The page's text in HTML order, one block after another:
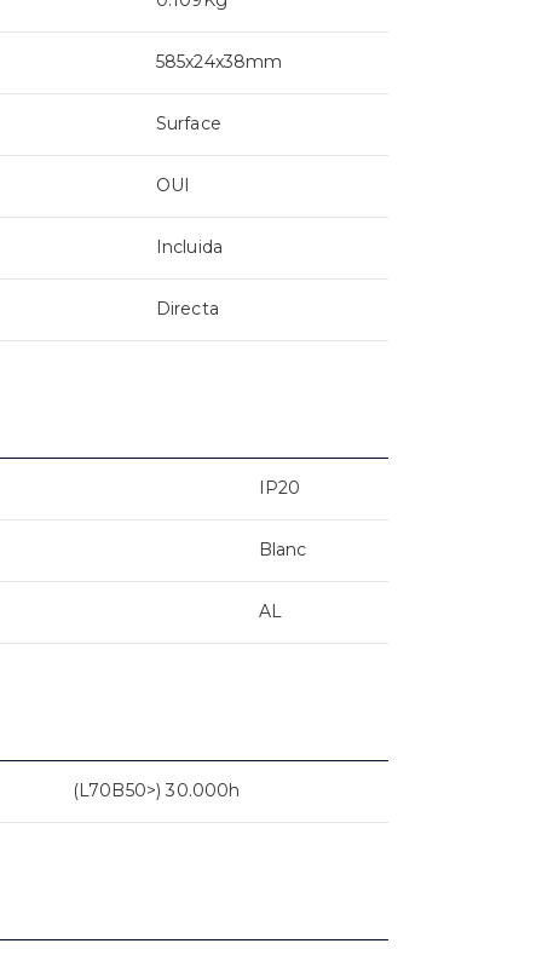
585x24x38mm
Surface
OUI
Incluida
Directa
IP20
Blanc
AL
(L70B50>) 30.000h